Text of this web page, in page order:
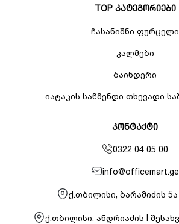
TOP კატეგორიები
ჩასანიშნი ფურცელი
კალმები
ბაინდერი
იატაკის საწმენდი თხევადი
კონტაქტი
0322 04 05 00
info@officemart.ge
ქ.თბილისი, ბარამიძის
ქ.თბილისი, ანდრიაძის I